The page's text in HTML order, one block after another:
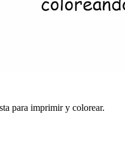
para imprimir y colorear.